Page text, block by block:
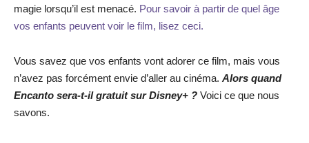
magie lorsqu’il est menacé. Pour savoir à partir de quel âge
vos enfants peuvent voir le film, lisez ceci.
Vous savez que vos enfants vont adorer ce film, mais vous
n’avez pas forcément envie d’aller au cinéma. Alors quand
Encanto sera-t-il gratuit sur Disney+ ? Voici ce que nous
savons.